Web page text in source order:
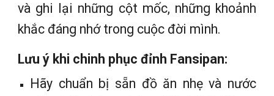
và ghi lại những cột mốc, những khoảnh
khắc đáng nhớ trong cuộc đời mình.
Lưu ý khi chinh phục đỉnh Fansipan:
Hãy chuẩn bị sẵn đồ ăn nhẹ và nước